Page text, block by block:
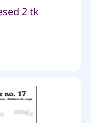
2 tk